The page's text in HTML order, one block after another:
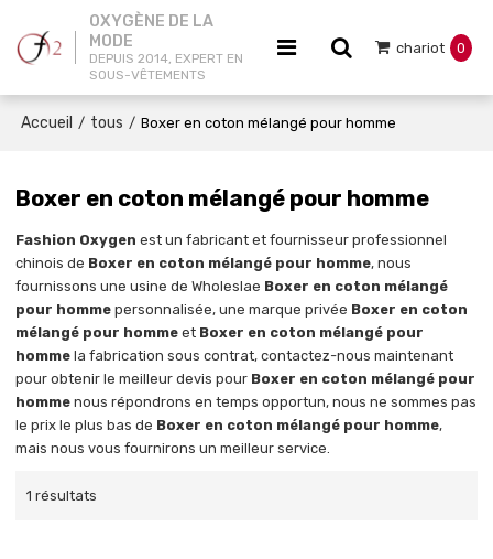
OXYGÈNE DE LA
MODE
DEPUIS 2014, EXPERT EN
SOUS-VÊTEMENTS
chariot 0
Accueil / tous / Boxer en coton mélangé pour homme
Boxer en coton mélangé pour homme
Fashion Oxygen est un fabricant et fournisseur professionnel
chinois de Boxer en coton mélangé pour homme, nous
fournissons une usine de Wholeslae Boxer en coton mélangé
pour homme personnalisée, une marque privée Boxer en coton
mélangé pour homme et Boxer en coton mélangé pour
homme la fabrication sous contrat, contactez-nous maintenant
pour obtenir le meilleur devis pour Boxer en coton mélangé pour
homme nous répondrons en temps opportun, nous ne sommes pas
le prix le plus bas de Boxer en coton mélangé pour homme,
mais nous vous fournirons un meilleur service.
1 résultats